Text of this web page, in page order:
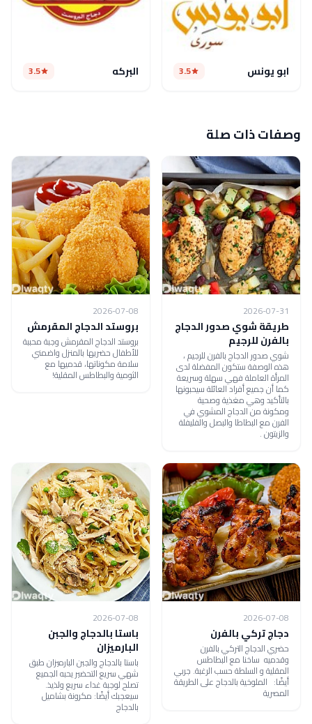
ابو يونس 3.5 البركه 3.5
وصفات ذات صلة
2026-07-31
طريقة شوي صدور الدجاج
بالفرن للرجيم
شوي صدور الدجاج بالفرن للرجيم ،
هذه الوصفة ستكون المفضلة لدى
المرأة العاملة فهي سهلة وسريعة
كما أن جميع أفراد العائلة سيحبونها
بالتأكيد وهي مغذية وصحية
ومكونة من الدجاج المشوي في
الفرن مع البطاطا والبصل والفليفلة
والزيتون .
2026-07-08
بروستد الدجاج المقرمش
بروستد الدجاج المقرمش وجبة محببة
للأطفال حضريها بالمنزل واضمني
سلامة مكوناتها، قدميها مع
الثومية والبطاطس المقلية!
2026-07-08
دجاج تركي بالفرن
حضري الدجاج التركي بالفرن
وقدميه ساخنا مع البطاطس
المقلية و السلطة حسب الرغبة. جربي
أيضًا: الملوخية بالدجاج على الطريقة
المصرية
2026-07-08
باستا بالدجاج والجبن
البارميزان
باستا بالدجاج والجبن البارميزان طبق
شهي سريع التحضير يحبه الجميع
تصلح لوجبة غداء سريع ولذيذ.
سيعجبك أيضًا: مكرونة بشاميل
بالدجاج